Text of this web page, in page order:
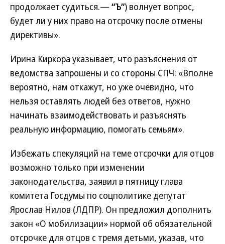
продолжает судиться.— “Ъ”) волнует вопрос,
будет ли у них право на отсрочку после отмены
директивы».
Ирина Киркора указывает, что разъяснения от
ведомства запрошены и со стороны СПЧ: «Вполне
вероятно, нам откажут, но уже очевидно, что
нельзя оставлять людей без ответов, нужно
начинать взаимодействовать и разъяснять
реальную информацию, помогать семьям».
Избежать спекуляций на теме отсрочки для отцов
возможно только при изменении
законодательства, заявил в пятницу глава
комитета Госдумы по соцполитике депутат
Ярослав Нилов (ЛДПР). Он предложил дополнить
закон «О мобилизации» нормой об обязательной
отсрочке для отцов с тремя детьми, указав, что